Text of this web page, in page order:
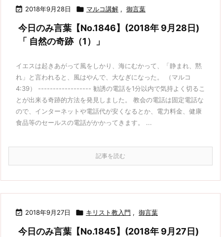
 2018年9月28日  マルコ講解 , 御言葉
今日のみ言葉【No.1846】(2018年 9月28日)
「 自然の奇跡（1）」
イエスは起きあがって風をしかり、海にむかって、「静まれ、黙
れ」と言われると、風はやんで、大なぎになった。 （マルコ
4:39） ------------------ 勧誘の電話を1分以内で気持よく切るこ
とが出来る奇跡的方法を発見しました。 教会の電話は固定電話な
ので、インターネットや電話代が安くなるとか、電力料金、健康
食品等のセールスの電話がかかってきます。 ...
記事を読む
 2018年9月27日  キリスト教入門 , 御言葉
今日のみ言葉【No.1845】(2018年 9月27日)